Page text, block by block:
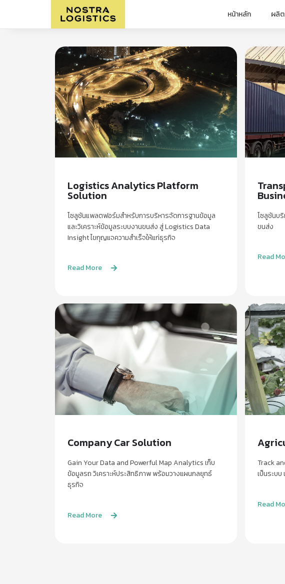
หน้าหลัก ผลิ
Logistics Analytics Platform
Solution
โซลูชันแพลตฟอร์มสำหรับการบริหารจัดการฐานข้อมูล
และวิเคราะห์ข้อมูลระบบงานขนส่ง สู่ Logistics Data
Insight ไขกุญแจความสำเร็จให้แก่ธุรกิจ
Read More
โซลูชันบ
ขนส่ง
Read
Company Car Solution
Gain Your Data and Powerful Map Analytics เก็บ
ข้อมูลรถ วิเคราะห์ประสิทธิภาพ พร้อมวางแผนกลยุทธ์
ธุรกิจ
Read More
Track
เป็นระบ
Read